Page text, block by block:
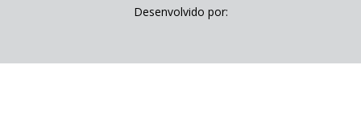
Desenvolvido por: